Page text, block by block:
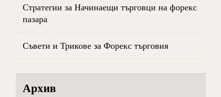
Стратегии за Начинаещи търговци на форекс
пазара
Съвети и Трикове за Форекс търговия
Архив